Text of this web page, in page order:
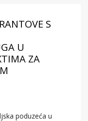
S
U
ZA
poduzeća u